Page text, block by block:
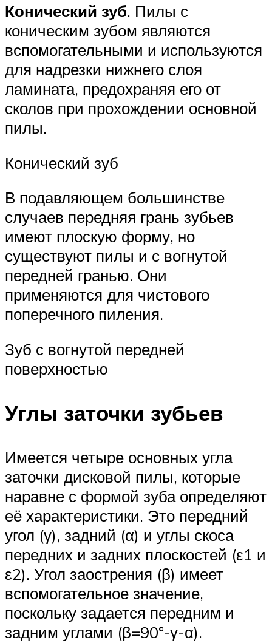
Конический зуб. Пилы с
коническим зубом являются
вспомогательными и используются
для надрезки нижнего слоя
ламината, предохраняя его от
сколов при прохождении основной
пилы.
Конический зуб
В подавляющем большинстве
случаев передняя грань зубьев
имеют плоскую форму, но
существуют пилы и с вогнутой
передней гранью. Они
применяются для чистового
поперечного пиления.
Зуб с вогнутой передней
поверхностью
Углы заточки зубьев
Имеется четыре основных угла
заточки дисковой пилы, которые
наравне с формой зуба определяют
её характеристики. Это передний
угол (γ), задний (α) и углы скоса
передних и задних плоскостей (ε1 и
ε2). Угол заострения (β) имеет
вспомогательное значение,
поскольку задается передним и
задним углами (β=90°-γ-α).